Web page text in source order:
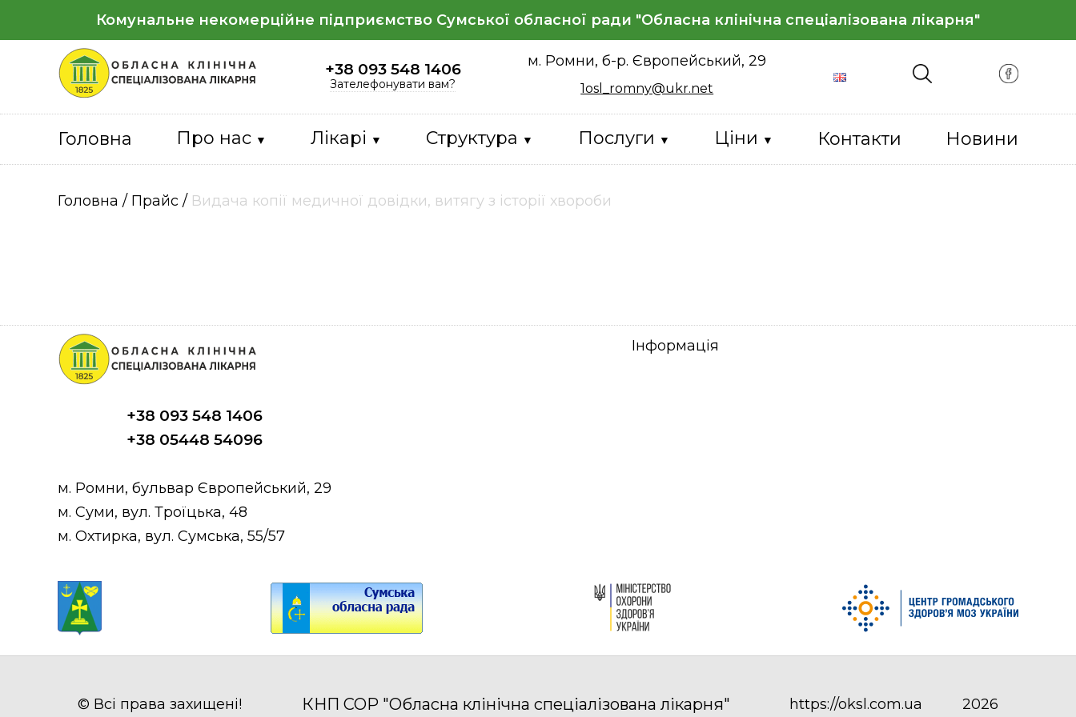
Комунальне некомерційне підприємство Сумської обласної ради "Обласна клінічна спеціалізована лікарня"
+38 093 548 1406
Зателефонувати вам?
м. Ромни, б-р. Європейський, 29
1osl_romny@ukr.net
Головна Про нас Лікарі Структура Послуги Ціни Контакти Новини
Головна / Прайс / Видача копії медичної довідки, витягу з історії хвороби
+38 093 548 1406
+38 05448 54096
м. Ромни, бульвар Європейський, 29
м. Суми, вул. Троїцька, 48
м. Охтирка, вул. Сумська, 55/57
Інформація
© Всі права захищені! КНП СОР "Обласна клінічна спеціалізована лікарня" https://oksl.com.ua 2026